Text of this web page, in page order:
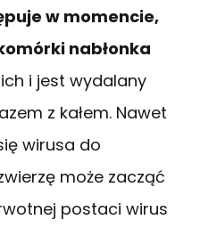
w momencie,
nabłonka
i jest wydalany
z kałem. Nawet
wirusa do
może zacząć
postaci wirus